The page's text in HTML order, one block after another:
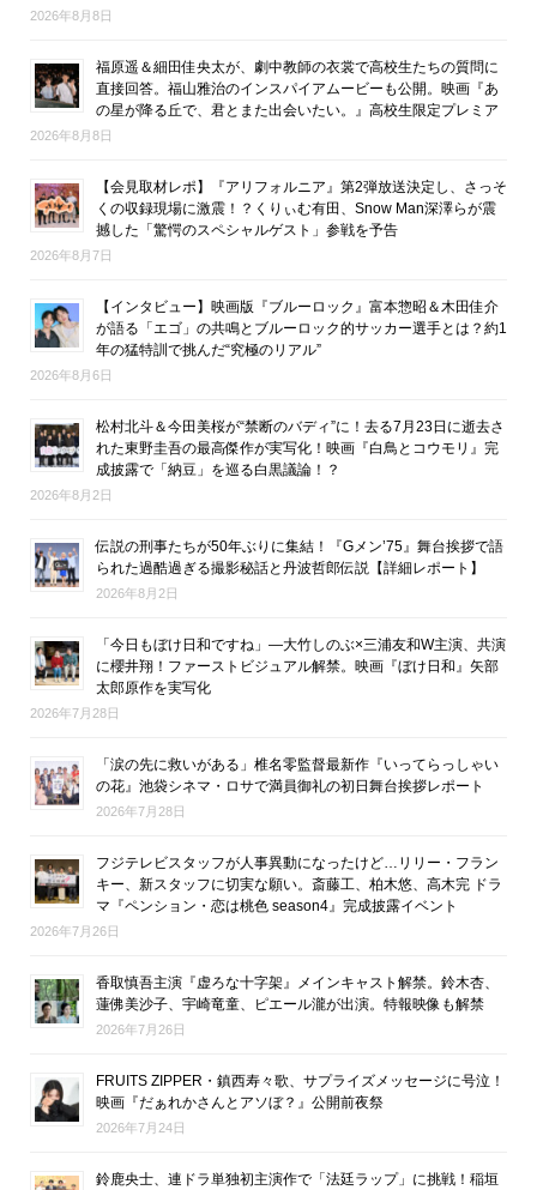
2026年8月8日
福原遥＆細田佳央太が、劇中教師の衣裳で高校生たちの質問に
直接回答。福山雅治のインスパイアムービーも公開。映画『あ
の星が降る丘で、君とまた出会いたい。』高校生限定プレミア
2026年8月8日
【会見取材レポ】『アリフォルニア』第2弾放送決定し、さっそ
くの収録現場に激震！？くりぃむ有田、Snow Man深澤らが震
撼した「驚愕のスペシャルゲスト」参戦を予告
2026年8月7日
【インタビュー】映画版『ブルーロック』富本惣昭＆木田佳介
が語る「エゴ」の共鳴とブルーロック的サッカー選手とは？約1
年の猛特訓で挑んだ“究極のリアル”
2026年8月6日
松村北斗＆今田美桜が“禁断のバディ”に！去る7月23日に逝去さ
れた東野圭吾の最高傑作が実写化！映画『白鳥とコウモリ』完
成披露で「納豆」を巡る白黒議論！？
2026年8月2日
伝説の刑事たちが50年ぶりに集結！『Gメン’75』舞台挨拶で語
られた過酷過ぎる撮影秘話と丹波哲郎伝説【詳細レポート】
2026年8月2日
「今日もぼけ日和ですね」―大竹しのぶ×三浦友和W主演、共演
に櫻井翔！ファーストビジュアル解禁。映画『ぼけ日和』矢部
太郎原作を実写化
2026年7月28日
「涙の先に救いがある」椎名零監督最新作『いってらっしゃい
の花』池袋シネマ・ロサで満員御礼の初日舞台挨拶レポート
2026年7月28日
フジテレビスタッフが人事異動になったけど…リリー・フラン
キー、新スタッフに切実な願い。斎藤工、柏木悠、高木完 ドラ
マ『ペンション・恋は桃色 season4』完成披露イベント
2026年7月26日
香取慎吾主演『虚ろな十字架』メインキャスト解禁。鈴木杏、
蓮佛美沙子、宇崎竜童、ピエール瀧が出演。特報映像も解禁
2026年7月26日
FRUITS ZIPPER・鎮西寿々歌、サプライズメッセージに号泣！
映画『だぁれかさんとアソぼ？』公開前夜祭
2026年7月24日
鈴鹿央士、連ドラ単独初主演作で「法廷ラップ」に挑戦！稲垣